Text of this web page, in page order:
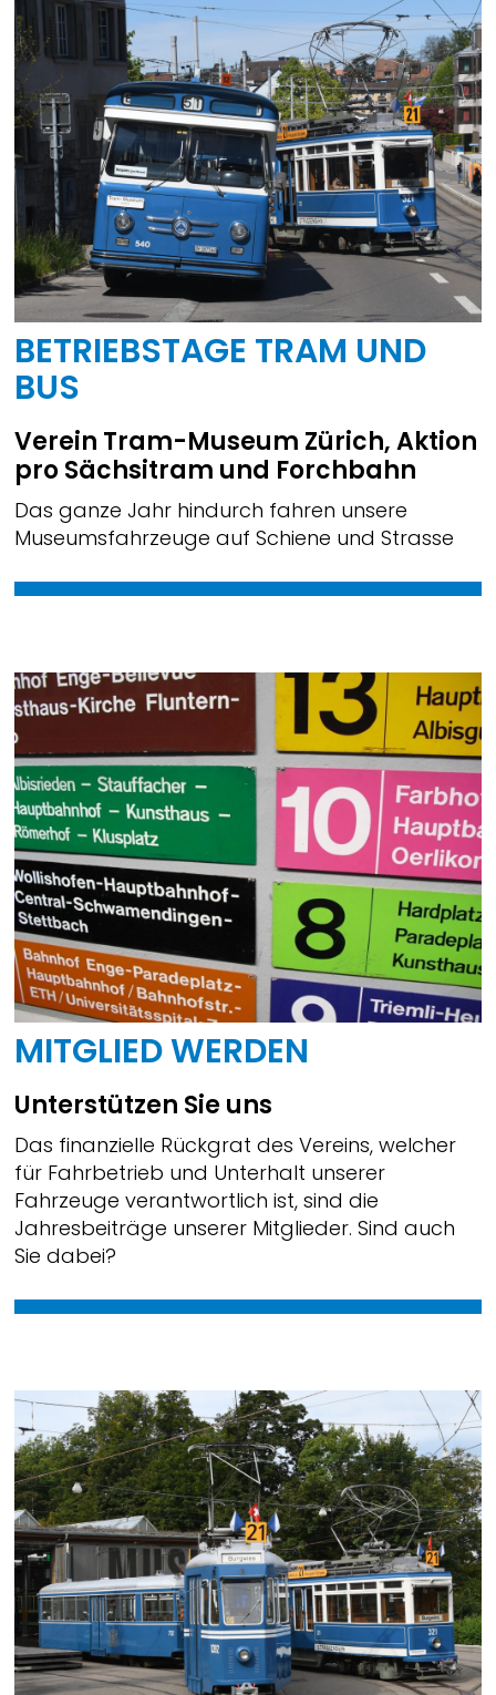
BETRIEBSTAGE TRAM UND
BUS
Verein Tram-Museum Zürich, Aktion
pro Sächsitram und Forchbahn
Das ganze Jahr hindurch fahren unsere
Museumsfahrzeuge auf Schiene und Strasse
MITGLIED WERDEN
Unterstützen Sie uns
Das finanzielle Rückgrat des Vereins, welcher
für Fahrbetrieb und Unterhalt unserer
Fahrzeuge verantwortlich ist, sind die
Jahresbeiträge unserer Mitglieder. Sind auch
Sie dabei?